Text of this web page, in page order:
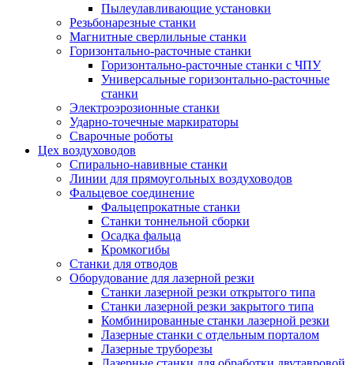
Пылеулавливающие установки
Резьбонарезные станки
Магнитные сверлильные станки
Горизонтально-расточные станки
Горизонтально-расточные станки с ЧПУ
Универсальные горизонтально-расточные
станки
Электроэрозионные станки
Ударно-точечные маркираторы
Сварочные роботы
Цех воздуховодов
Спирально-навивные станки
Линии для прямоугольных воздуховодов
Фальцевое соединение
Фальцепрокатные станки
Станки тоннельной сборки
Осадка фальца
Кромкогибы
Станки для отводов
Оборудование для лазерной резки
Станки лазерной резки открытого типа
Станки лазерной резки закрытого типа
Комбинированные станки лазерной резки
Лазерные станки с отдельным порталом
Лазерные труборезы